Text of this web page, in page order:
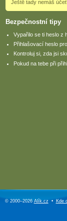
Ještě tady nemáš
Bezpečnostní tipy
Vypařilo se ti heslo z
Přihlašovací heslo
Kontroluj si, zda jsi
Pokud na tebe při
© 2000–2026Alík.cz • Kde